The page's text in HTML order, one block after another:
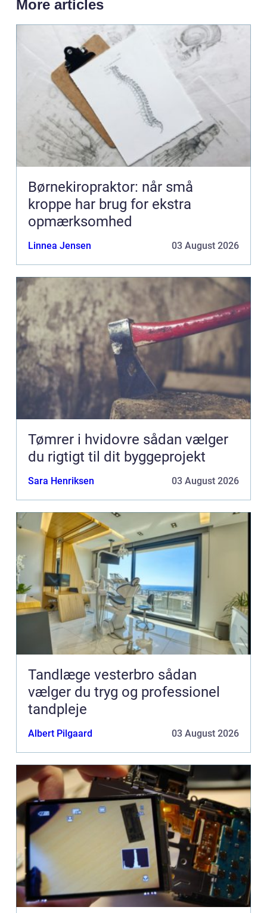
More articles
Børnekiropraktor: når små
kroppe har brug for ekstra
opmærksomhed
Linnea Jensen 03 August 2026
Tømrer i hvidovre sådan vælger
du rigtigt til dit byggeprojekt
Sara Henriksen 03 August 2026
Tandlæge vesterbro sådan
vælger du tryg og professionel
tandpleje
Albert Pilgaard 03 August 2026